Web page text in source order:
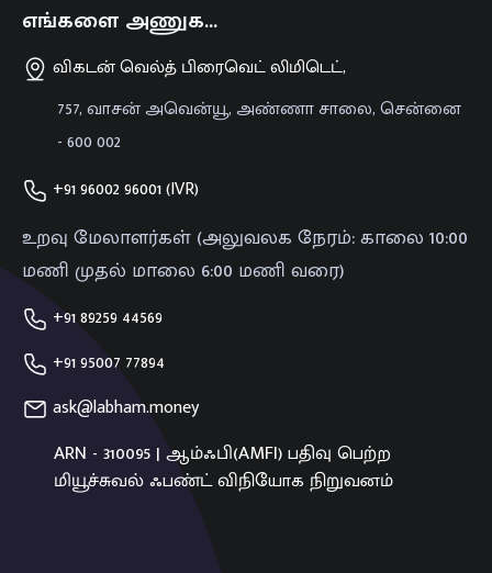
எங்களை அணுக…
விகடன் வெல்த் பிரைவெட் லிமிடெட்,
757, வாசன் அவென்யூ, அண்ணா சாலை, சென்னை
- 600 002
+91 96002 96001 (IVR)
உறவு மேலாளர்கள் (அலுவலக நேரம்: காலை 10:00
மணி முதல் மாலை 6:00 மணி வரை)
+91 89259 44569
+91 95007 77894
ask@labham.money
ARN - 310095 | ஆம்ஃபி(AMFI) பதிவு பெற்ற
மியூச்சுவல் ஃபண்ட் விநியோக நிறுவனம்